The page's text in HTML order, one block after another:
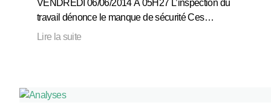
VENDREDI 06/06/2014 À 05H27 L’inspection du
travail dénonce le manque de sécurité Ces…
Lire la suite